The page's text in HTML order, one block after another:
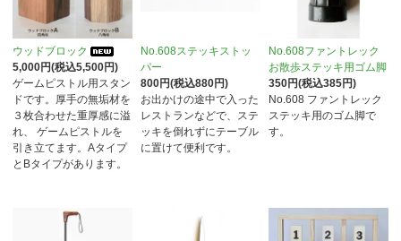
ウッドブロック
5,000円(税込5,500円)
ゲームピストル用スタン
ドです。厚手の無垢材を
３枚合わせた重厚感に溢
れ、 ゲームピストルを
引き立てます。Aタイプ
とBタイプがあります。
No.608ステッキストッ
パー
800円(税込880円)
お出かけの途中で入った
レストランなどで、ステ
ッキを倒れずにテーブル
に置けて便利です。
No.608ファントレック
お散歩ステッキ用ゴム脚
350円(税込385円)
No.608 ファントレック
ステッキ用のゴム脚で
す。